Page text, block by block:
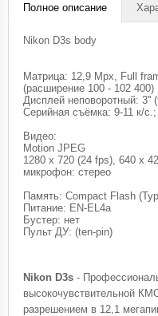
Полное описание
Nikon D3s body
Матрица: 12,9 Mpx, Full
(расширение 100 - 102 400)
Дисплей неповоротный: 3''
Серийная съёмка: 9-11 к/
Видео:
Motion JPEG
1280 x 720 (24 fps), 640 x
микрофон: стерео
Память: Compact Flash
Питание: EN-EL4a
Бустер: нет
Пульт ДУ: (ten-pin)
Nikon D3s -
высокочувствительной
разрешением в 12,1